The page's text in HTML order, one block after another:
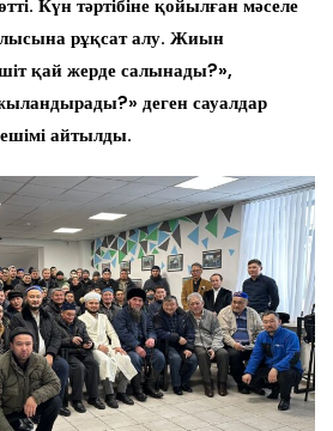
Күн тәртібіне қойылған мәселе
рұқсат алу. Жиын
қай жерде салынады?»,
деген сауалдар
айтылды.